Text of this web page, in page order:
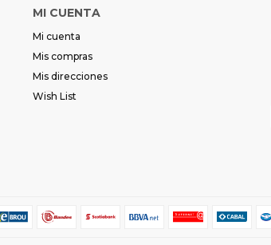
MI CUENTA
Mi cuenta
Mis compras
Mis direcciones
Wish List